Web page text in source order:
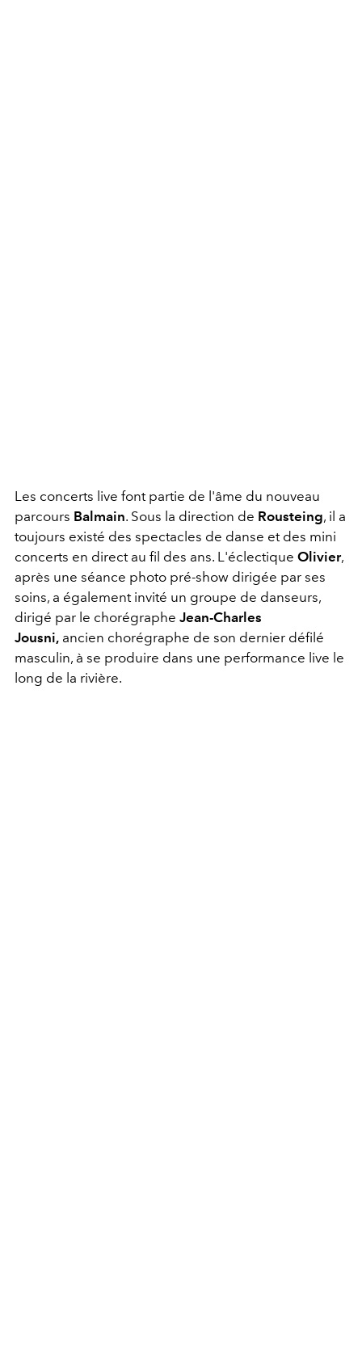
Les concerts live font partie de l'âme du nouveau
parcours Balmain. Sous la direction de Rousteing, il a
toujours existé des spectacles de danse et des mini
concerts en direct au fil des ans. L'éclectique Olivier,
après une séance photo pré-show dirigée par ses
soins, a également invité un groupe de danseurs,
dirigé par le chorégraphe Jean-Charles
Jousni, ancien chorégraphe de son dernier défilé
masculin, à se produire dans une performance live le
long de la rivière.